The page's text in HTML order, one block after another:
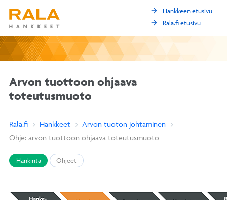
arrow_forward
Hankkeen etusivu
arrow_forward
Rala.fi etusivu
Arvon tuottoon ohjaava
toteutusmuoto
Rala.fi Hankkeet
Arvon tuoton johtaminen
Ohje: arvon tuottoon ohjaava toteutusmuoto
Hankinta Ohjeet